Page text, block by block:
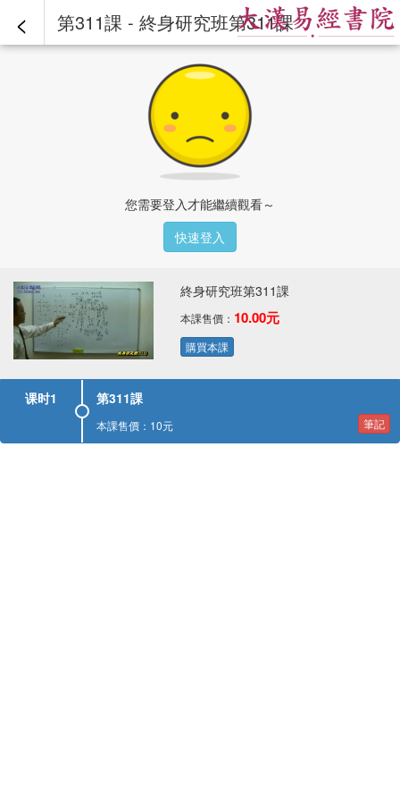
< 第311課 - 終身研究班第311課
您需要登入才能繼續觀看～
快速登入
終身研究班第311課
本課售價： 10.00元
購買本課
课时1 第311課
本課售價：10元 筆記